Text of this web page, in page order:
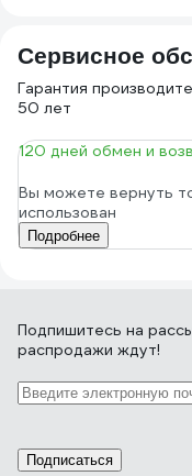
Сервисное
Гарантия
50 лет
120 дней обмен и
Вы можете вернуть
использован
Подробнее
Подпишитесь на
распродажи ждут!
Подписаться